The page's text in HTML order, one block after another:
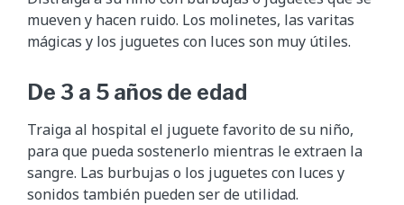
mueven y hacen ruido. Los molinetes, las varitas
mágicas y los juguetes con luces son muy útiles.
De 3 a 5 años de edad
Traiga al hospital el juguete favorito de su niño,
para que pueda sostenerlo mientras le extraen la
sangre. Las burbujas o los juguetes con luces y
sonidos también pueden ser de utilidad.